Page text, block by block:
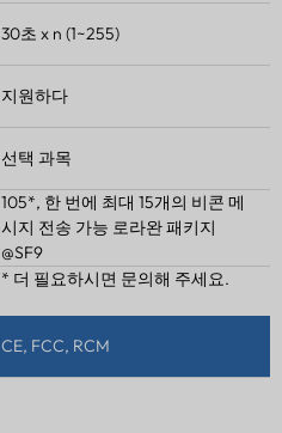
30초 x n (1~255)
지원하다
선택 과목
105*, 한 번에 최대 15개의 비콘 메
시지 전송 가능 로라완패키지
@SF9
* 더 필요하시면 문의해 주세요.
CE, FCC, RCM